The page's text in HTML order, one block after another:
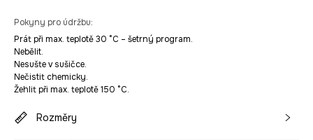
Pokyny pro údržbu:
Prát při max. teplotě 30 °C – šetrný program.
Nebělit.
Nesušte v sušičce.
Nečistit chemicky.
Žehlit při max. teplotě 150 °C.
Rozměry